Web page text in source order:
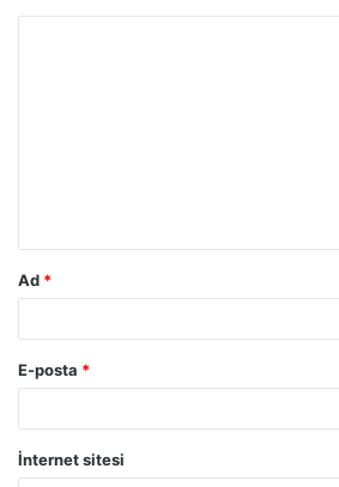
Ad *
E-posta *
İnternet sitesi